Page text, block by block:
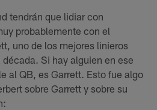
tendrán que lidiar con
probablemente con el
uno de los mejores linieros
Si hay alguien en ese
al QB, es Garrett. Esto fue algo
sobre Garrett y sobre su